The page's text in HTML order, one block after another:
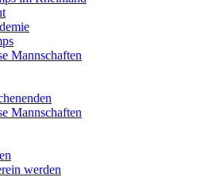
Mannschaften
Mannschaften
werden